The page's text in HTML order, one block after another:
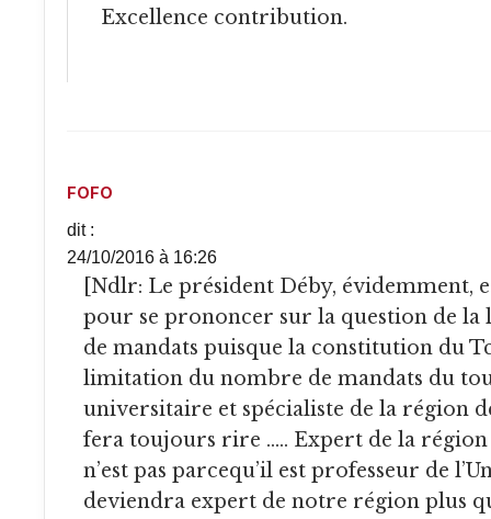
Excellence contribution.
FOFO
dit :
24/10/2016 à 16:26
[Ndlr: Le président Déby, évidemment, est assez mal placé
pour se prononcer sur la question de
de mandats puisque la constitution du
limitation du nombre de mandats du
universitaire et spécialiste de la région
fera toujours rire ….. Expert de la région
n’est pas parcequ’il est professeur de
deviendra expert de notre région plus